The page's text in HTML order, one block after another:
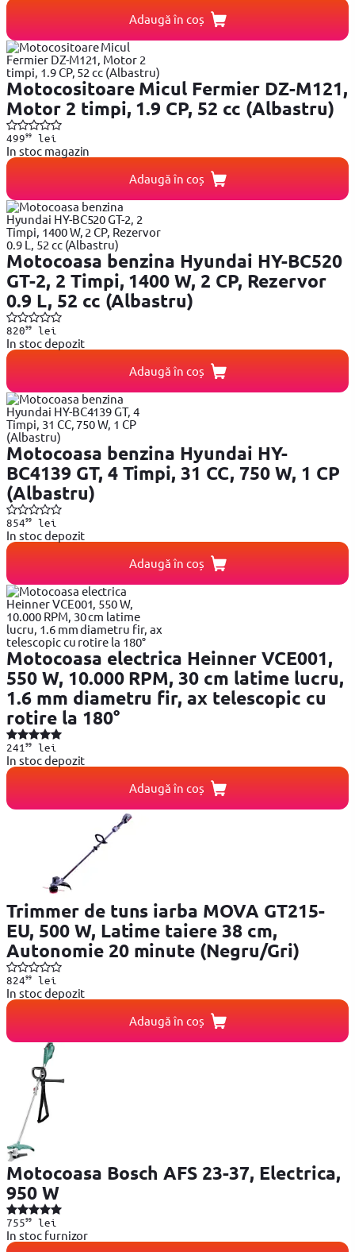
Adaugă în coș
Motocositoare Micul Fermier DZ-M121,
Motor 2 timpi, 1.9 CP, 52 cc (Albastru)
49999lei
In stoc magazin
Adaugă în coș
Motocoasa benzina Hyundai HY-BC520
GT-2, 2 Timpi, 1400 W, 2 CP, Rezervor
0.9 L, 52 cc (Albastru)
82099lei
In stoc depozit
Adaugă în coș
Motocoasa benzina Hyundai HY-
BC4139 GT, 4 Timpi, 31 CC, 750 W, 1 CP
(Albastru)
85499lei
In stoc depozit
Adaugă în coș
Motocoasa electrica Heinner VCE001,
550 W, 10.000 RPM, 30 cm latime lucru,
1.6 mm diametru fir, ax telescopic cu
rotire la 180°
241 99lei
In stoc depozit
Adaugă în coș
Trimmer de tuns iarba MOVA GT215-
EU, 500 W, Latime taiere 38 cm,
Autonomie 20 minute (Negru/Gri)
82499lei
In stoc depozit
Adaugă în coș
Motocoasa Bosch AFS 23-37, Electrica,
950 W
75599lei
In stoc furnizor